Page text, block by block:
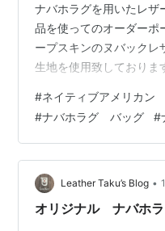
ナバホラグを用いたレザ
品を使ってのオーダーポ
ープスキンのヌバックレ
生地を使用致しておりま
リーブ 裏地／麻（100%
縫製：ミシン縫い ラグ
loop@leather-taku.com
2434-7514 Web
#ネイティブアメリカン
#ナバホラグ バッグ #
Leather Taku’s Blog •
オリジナル ナバホ